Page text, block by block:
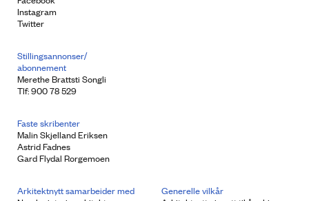
Instagram
Twitter
Stillingsannonser/
abonnement
Merethe Brattsti Songli
Tlf: 900 78 529
Faste skribenter
Malin Skjelland Eriksen
Astrid Fadnes
Gard Flydal Rorgemoen
Arkitektnytt samarbeider med
Generelle vilkår